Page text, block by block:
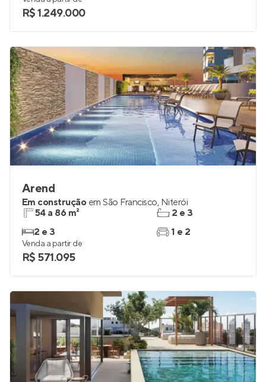
R$ 1.249.000
Arend
Em construção em São Francisco, Niterói
54 a 86 m²
2 e 3
2 e 3
1 e 2
Venda a partir de
R$ 571.095